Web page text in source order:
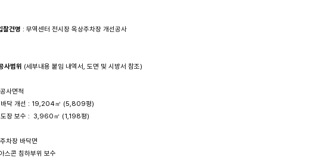
찰건명 : 무역센터 전시장 옥상주차장 개선공사
사범위 (세부내용 붙임 내역서, 도면 및 시방서 참조)
사면적
바닥 개선 : 19,204㎡ (5,809평)
도장 보수 :  3,960㎡ (1,198평)
차장 바닥면
아스콘 침하부위 보수